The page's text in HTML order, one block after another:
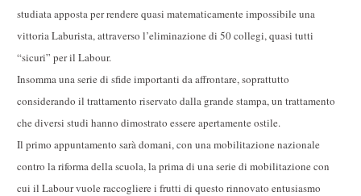
studiata apposta per rendere quasi matematicamente impossibile una
vittoria Laburista, attraverso l’eliminazione di 50 collegi, quasi tutti
“sicuri” per il Labour.
Insomma una serie di sfide importanti da affrontare, soprattutto
considerando il trattamento riservato dalla grande stampa, un trattamento
che diversi studi hanno dimostrato essere apertamente ostile.
Il primo appuntamento sarà domani, con una mobilitazione nazionale
contro la riforma della scuola, la prima di una serie di mobilitazione con
cui il Labour vuole raccogliere i frutti di questo rinnovato entusiasmo